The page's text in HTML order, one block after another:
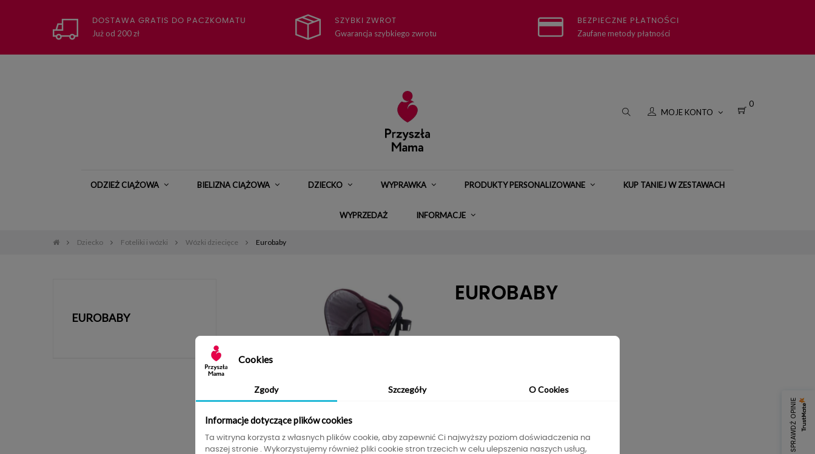
DOSTAWA GRATIS DO PACZKOMATU
Już od 200 zł
SZYBKI ZWROT
Gwarancja szybkiego zwrotu
BEZPIECZNE PŁATNOŚCI
Zaufane metody płatności
MOJE KONTO
0
ODZIEŻ CIĄŻOWA BIELIZNA CIĄŻOWA DZIECKO WYPRAWKA PRODUKTY PERSONALIZOWANE KUP TANIEJ W ZESTAWACH
WYPRZEDAŻ INFORMACJE
Dziecko Foteliki i wózki Wózki dziecięce Eurobaby
EUROBABY
EUROBABY
SPRAWDŹ OPINIE
Cookies
Zgody Szczegóły O Cookies
Informacje dotyczące plików cookies
Ta witryna korzysta z własnych plików cookie, aby zapewnić Ci najwyższy poziom doświadczenia na
naszej stronie . Wykorzystujemy również pliki cookie stron trzecich w celu ulepszenia naszych usług,